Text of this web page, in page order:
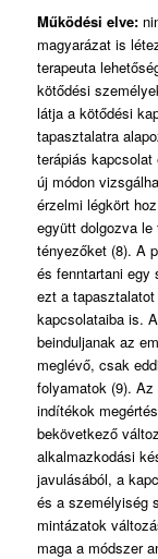
Működési elve:
magyarázat is
terapeuta
kötődési
látja a kötődési
tapasztalatra
terápiás
új módon
érzelmi légkört
együtt dolgozva
tényezőket (8). A
és fenntartani egy
ezt a
kapcsolataiba is.
beinduljanak az
meglévő, csak
folyamatok (9).
indítékok
bekövetkező
alkalmazkodási
javulásából, a
és a személyiség
mintázatok
maga a módszer